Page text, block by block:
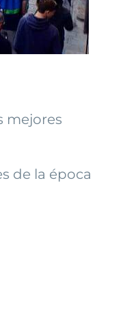
mejores
de la época